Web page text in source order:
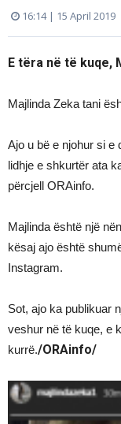
16:14 | 15 April 2019
E tëra në të kuqe,
Majlinda Zeka tani
Ajo u bë e njohur si e
lidhje e shkurtër ata
përcjell ORAinfo.
Majlinda është një
kësaj ajo është
Instagram.
Sot, ajo ka publikuar
veshur në të kuqe, e
kurrë./ORAinfo/